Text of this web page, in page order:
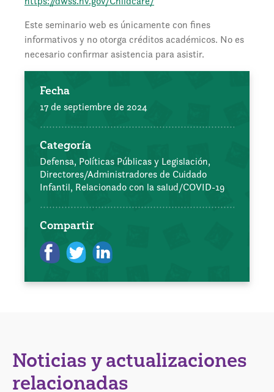
Este seminario web es únicamente con fines
informativos y no otorga créditos académicos. No es
necesario confirmar asistencia para asistir.
Fecha
17 de septiembre de 2024
Categoría
Defensa, Políticas Públicas y Legislación,
Directores/Administradores de Cuidado
Infantil, Relacionado con la salud/COVID-19
Compartir
Noticias y actualizaciones
relacionadas